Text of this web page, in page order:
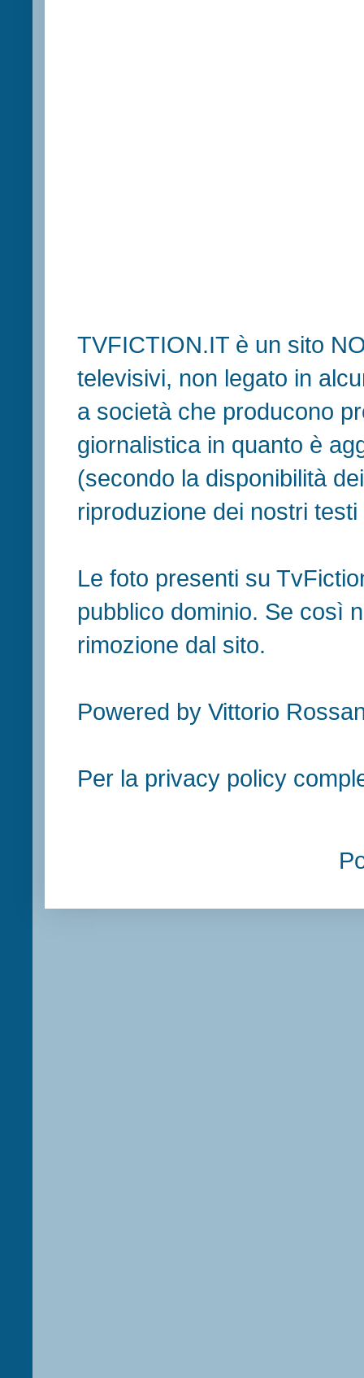
TVFICTION.IT è un sito
televisivi, non legato in
a società che producono
giornalistica in quanto è
(secondo la disponibilità
riproduzione dei nostri
Le foto presenti su
pubblico dominio. Se così
rimozione dal sito.
Powered by Vittorio
Per la privacy policy